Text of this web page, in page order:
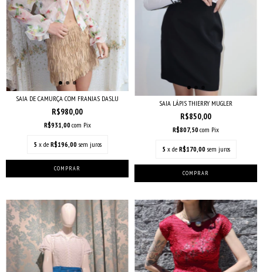
SAIA DE CAMURÇA COM FRANJAS DASLU
R$980,00
R$931,00com Pix
5 x de R$196,00 sem juros
SAIA LÁPIS THIERRY MUGLER
R$850,00
R$807,50com Pix
5 x de R$170,00 sem juros